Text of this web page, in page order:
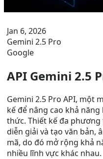
Jan 6, 2026
Gemini 2.5 Pro
Google
API Gemini 2.5
Gemini 2.5 Pro API, một
kế để nâng cao khả
thức. Thiết kế đa
diễn giải và tạo văn bản,
mã, do đó mở rộng khả
nhiều lĩnh vực khác nhau.